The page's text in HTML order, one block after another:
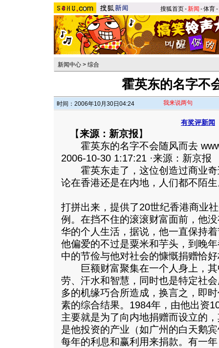
搜狐首页-新闻 -体育-
新闻中心 > 综合
霍英东的名字不
时间：2006年10月30日04:24 我来说两句
有奖评新闻
【来源：新京报】
霍英东的名字不会随风而去
2006-10-30 1:17:21 ·来源：新京报
霍英东走了，这位创造过商业奇
论在香港还是在内地，人们都不陌
打拼出来，提供了20世纪香港商业
例。在挡不住的滚滚财富面前，他
华的个人生活，据说，他一直保持
他偏爱的不过是粟米和芋头，到晚
中的节俭与他对社会的慷慨捐赠恰
巨额财富聚集在一个人身上，其
劳、汗水和智慧，同时也是特定社
多的机缘巧合所造成，换言之，即
素的综合结果。1984年，由他出资
主要就是为了向内地捐赠而设立的
是他投资的产业（如广州的白天鹅
每年的利息和赢利用来捐款。有一